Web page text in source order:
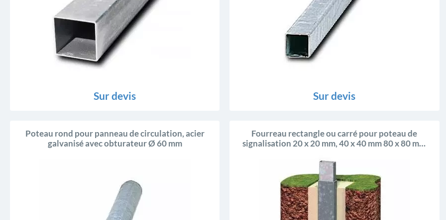
Sur devis Sur devis
Poteau rond pour panneau de circulation, acier
galvanisé avec obturateur Ø 60 mm
Fourreau rectangle ou carré pour poteau de
signalisation 20 x 20 mm, 40 x 40 mm 80 x 80 mm